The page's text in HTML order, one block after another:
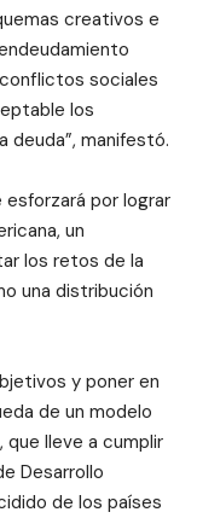
creativos e
sociales
los
deuda”, manifestó.
por lograr
un
los retos de la
una distribución
y poner en
de un modelo
lleve a cumplir
Desarrollo
de los países